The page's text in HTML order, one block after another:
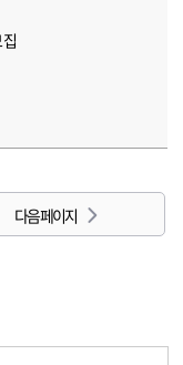
다음 페이지